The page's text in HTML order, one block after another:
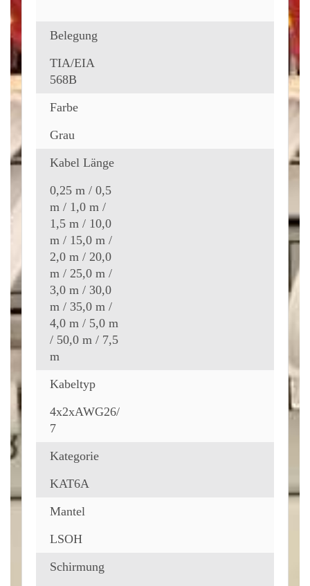
Belegung
TIA/EIA
568B
Farbe
Grau
Kabel Länge
0,25 m / 0,5
m / 1,0 m /
1,5 m / 10,0
m / 15,0 m /
2,0 m / 20,0
m / 25,0 m /
3,0 m / 30,0
m / 35,0 m /
4,0 m / 5,0 m
/ 50,0 m / 7,5
m
Kabeltyp
4x2xAWG26/
7
Kategorie
KAT6A
Mantel
LSOH
Schirmung